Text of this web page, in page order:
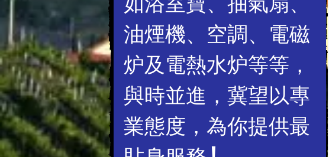
油煙機、空調、電磁
炉及電熱水炉等等，
與時並進，冀望以專
業態度，為你提供最